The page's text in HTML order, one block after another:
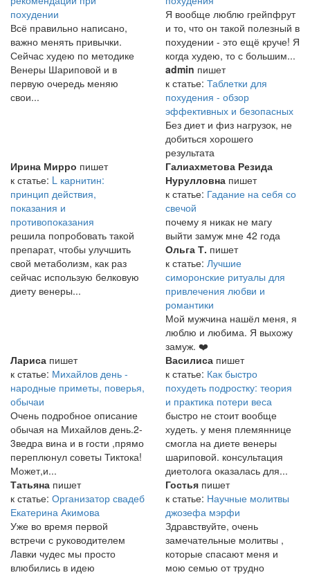
похудении
Всё правильно написано,
важно менять привычки.
Сейчас худею по методике
Венеры Шариповой и в
первую очередь меняю
свои...
Я вообще люблю грейпфрут
и то, что он такой полезный в
похудении - это ещё круче! Я
когда худею, то с большим...
admin пишет
к статье: Таблетки для
похудения - обзор
эффективных и безопасных
Без диет и физ нагрузок, не
добиться хорошего
результата
Ирина Мирро пишет
к статье: L карнитин:
принцип действия,
показания и
противопоказания
решила попробовать такой
препарат, чтобы улучшить
свой метаболизм, как раз
сейчас использую белковую
диету венеры...
Галиахметова Резида
Нурулловна пишет
к статье: Гадание на себя со
свечой
почему я никак не магу
выйти замуж мне 42 года
Ольга Т. пишет
к статье: Лучшие
симоронские ритуалы для
привлечения любви и
романтики
Мой мужчина нашёл меня, я
люблю и любима. Я выхожу
замуж. ❤️
Лариса пишет
к статье: Михайлов день -
народные приметы, поверья,
обычаи
Очень подробное описание
обычая на Михайлов день.2-
3ведра вина и в гости ,прямо
переплюнул советы Тиктока!
Может,и...
Василиса пишет
к статье: Как быстро
похудеть подростку: теория
и практика потери веса
быстро не стоит вообще
худеть. у меня племяннице
смогла на диете венеры
шариповой. консультация
диетолога оказалась для...
Татьяна пишет
к статье: Организатор свадеб
Екатерина Акимова
Уже во время первой
встречи с руководителем
Лавки чудес мы просто
влюбились в идею
Гостья пишет
к статье: Научные молитвы
джозефа мэрфи
Здравствуйте, очень
замечательные молитвы ,
которые спасают меня и
мою семью от трудно